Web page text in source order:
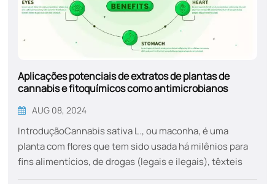
Aplicações potenciais de extratos de plantas de
cannabis e fitoquímicos como antimicrobianos
AUG 08, 2024
IntroduçãoCannabis sativa L., ou maconha, é uma
planta com flores que tem sido usada há milênios para
fins alimentícios, de drogas (legais e ilegais), têxteis